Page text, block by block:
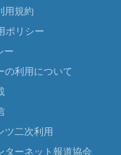
用規約
ポリシー
ー
の利用について
ツ二次利用
ターネット報道協会